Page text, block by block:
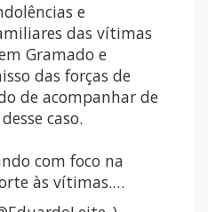
e
das vítimas
Gramado e
das forças de
de acompanhar de
caso.
com foco na
às vítimas.…